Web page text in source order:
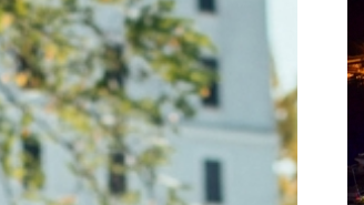
Jump to navigation